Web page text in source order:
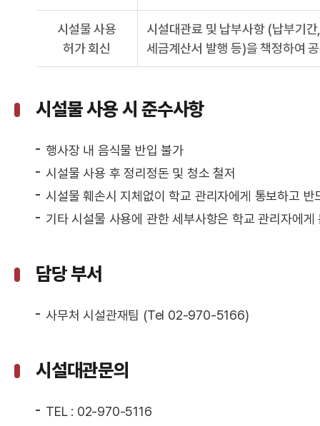
시설물 사용
허가 회신
시설대관료 및 납부사항 (납부기
세금계산서 발행 등)을 책정하여
시설물 사용 시 준수사항
행사장 내 음식물 반입 불가
시설물 사용 후 정리정돈 및 청소 철저
시설물 훼손시 지체없이 학교 관리자에게 통보하고 반
기타 시설물 사용에 관한 세부사항은 학교 관리자에게
담당 부서
사무처 시설관재팀 (Tel 02-970-5166)
시설대관문의
TEL : 02-970-5116